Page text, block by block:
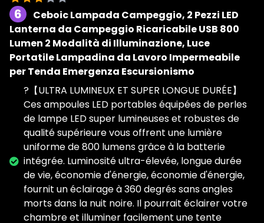
6
Ceboic Lampada Campeggio, 2 Pezzi LED
Lanterna da Campeggio Ricaricabile USB 800
Lumen 2 Modalità di Illuminazione, Luce
Portatile Lampadina da Lavoro Impermeabile
per Tenda Emergenza Escursionismo
?【ULTRA LUMINEUX ET SUPER LONGUE DURÉE】
Ces ampoules LED portables équipées de perles
de lampe LED super lumineuses et robustes de
qualité supérieure vous offrent une lumière
uniforme de 800 lumens grâce à la batterie
intégrée. Luminosité ultra-élevée, longue durée
de vie, économie d'énergie, économie d'énergie,
fournit un éclairage à 360 degrés sans angles
morts dans la nuit noire. Il pourrait éclairer votre
chambre et illuminer facilement une tente